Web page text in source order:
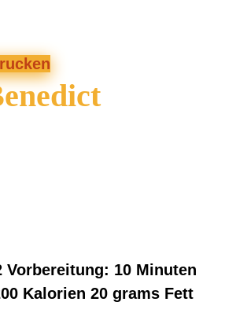
Vorbereitung: 10 Minuten
Kalorien 20 grams Fett